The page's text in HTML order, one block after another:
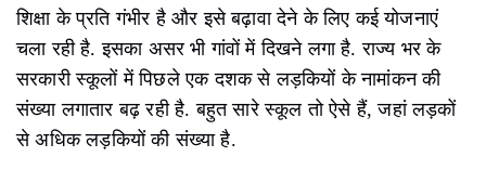
शिक्षा के प्रति गंभीर है और इसे बढ़ावा देने के लिए कई योजनाएं
चला रही है. इसका असर भी गांवों में दिखने लगा है. राज्य भर के
सरकारी स्कूलों में पिछले एक दशक से लड़कियों के नामांकन की
संख्या लगातार बढ़ रही है. बहुत सारे स्कूल तो ऐसे हैं, जहां लड़कों
से अधिक लड़कियों की संख्या है.